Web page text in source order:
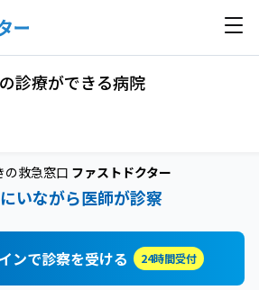
診療ができる病院
の救急窓口 ファストドクター
いながら医師が診察
ンで診察を受ける 24時間受付